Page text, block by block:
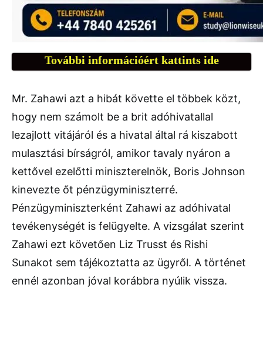
További információért kattints ide
Mr. Zahawi azt a hibát követte el többek közt,
hogy nem számolt be a brit adóhivatallal
lezajlott vitájáról és a hivatal által rá kiszabott
mulasztási bírságról, amikor tavaly nyáron a
kettővel ezelőtti miniszterelnök, Boris Johnson
kinevezte őt pénzügyminiszterré.
Pénzügyminiszterként Zahawi az adóhivatal
tevékenységét is felügyelte. A vizsgálat szerint
Zahawi ezt követően Liz Trusst és Rishi
Sunakot sem tájékoztatta az ügyről. A történet
ennél azonban jóval korábbra nyúlik vissza.